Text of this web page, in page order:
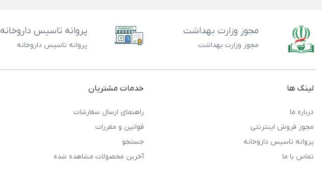
مجوز وزارت بهداشت
مجوز وزارت بهداشت
پروانه تاسیس داروخانه
پروانه تاسیس داروخانه
لینک ها
درباره ما
مجوز فروش اینترنتی
پروانه تاسیس داروخانه
تماس با ما
خدمات مشتریان
راهنمای ارسال سفارشات
قوانین و مقررات
جستجو
آخرین محصولات مشاهده شده